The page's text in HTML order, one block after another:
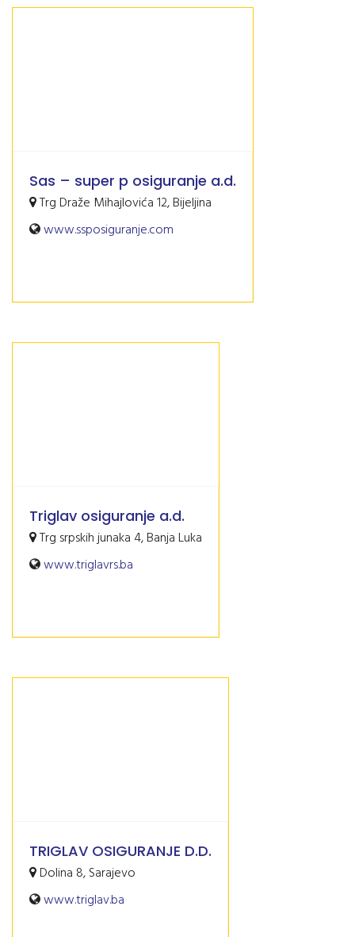
Sas – super p osiguranje a.d.
Trg Draže Mihajlovića 12, Bijeljina
www.ssposiguranje.com
Triglav osiguranje a.d.
Trg srpskih junaka 4, Banja Luka
www.triglavrs.ba
TRIGLAV OSIGURANJE D.D.
Dolina 8, Sarajevo
www.triglav.ba